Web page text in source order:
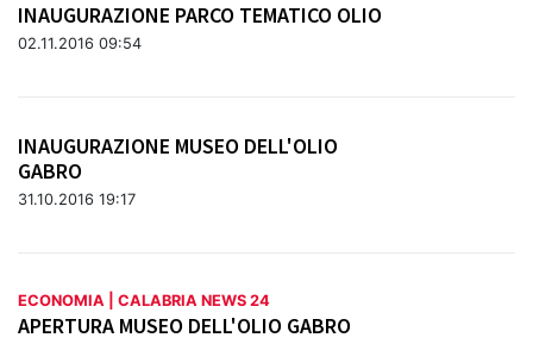
INAUGURAZIONE PARCO TEMATICO OLIO
02.11.2016 09:54
INAUGURAZIONE MUSEO DELL'OLIO
GABRO
31.10.2016 19:17
ECONOMIA | CALABRIA NEWS 24
APERTURA MUSEO DELL'OLIO GABRO